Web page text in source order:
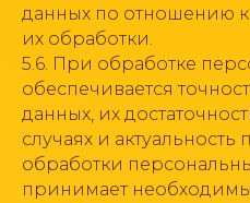
данных по отношению
их обработки.
5.6. При обработке
обеспечивается
данных, их
случаях и
обработки
принимает